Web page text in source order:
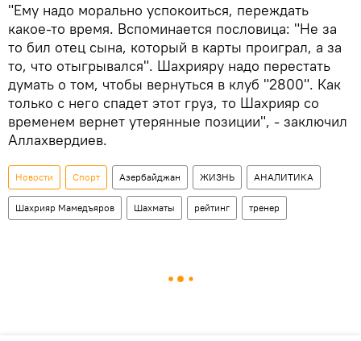
"Ему надо морально успокоиться, переждать
какое-то время. Вспоминается пословица: "Не за
то бил отец сына, который в карты проиграл, а за
то, что отыгрывался". Шахрияру надо перестать
думать о том, чтобы вернуться в клуб "2800". Как
только с него спадет этот груз, то Шахрияр со
временем вернет утерянные позиции", - заключил
Аллахвердиев.
Новости Спорт Азербайджан ЖИЗНЬ АНАЛИТИКА
Шахрияр Мамедъяров Шахматы рейтинг тренер